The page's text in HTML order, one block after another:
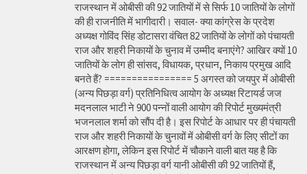
राजस्थान में ओबीसी की 92 जातियों में से सिर्फ 10 जातियों के लोगों
की ही राजनीति में भागीदारी। सवाल- क्या कांग्रेस के प्रदेश
अध्यक्ष गोविंद सिंह डोटासरा वंचित 82 जातियों के लोगों को पंचायती
राज और शहरी निकायों के चुनाव में उम्मीद बनाएंगे? आखिर क्यों 10
जातियों के लोग ही सांसद, विधायक, प्रधान, निकाय प्रमुख आदि
बनते हैं? ================ 5 अगस्त को जयपुर में ओबीसी
(अन्य पिछड़ा वर्ग) प्रतिनिधित्व आयोग के अध्यक्ष रिटायर्ड जज
मदनलाल भाटी ने 900 पन्नों वाली आयोग की रिपोर्ट मुख्यमंत्री
भजनलाल शर्मा को सौंप दी है। इस रिपोर्ट के आधार पर ही पंचायती
राज और शहरी निकायों के चुनावों में ओबीसी वर्ग के लिए सीटों का
आरक्षण होगा, लेकिन इस रिपोर्ट में चौकाने वाली बात यह है कि
राजस्थान में अन्य पिछड़ा वर्ग यानी ओबीसी की 92 जातियों हैं,